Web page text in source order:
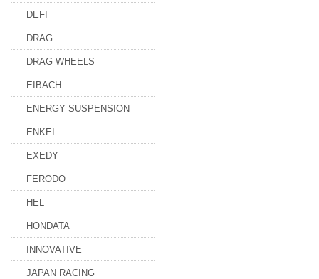
DEFI
DRAG
DRAG WHEELS
EIBACH
ENERGY SUSPENSION
ENKEI
EXEDY
FERODO
HEL
HONDATA
INNOVATIVE
JAPAN RACING